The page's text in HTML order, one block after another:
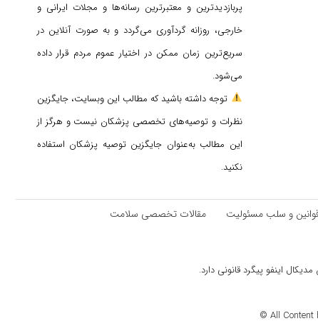
پربازدیدترین و معتبرترین رسانه‌ها و مجلات ایرانی و
خارجی، روزانه گردآوری می‌گردد و به صورت آنلاین در
سریع‌ترین زمان ممکن در اختیار عموم مردم قرار داده
می‌شود.
توجه داشته باشید که مطالب این وبسایت، جایگزین
نظرات و توصیه‌های تخصصی پزشکان نیست و هرگز از
این مطالب به‌عنوان جایگزین توصیه پزشکان استفاده
نکنید.
و سلب مسئولیت
مقالات تخصصی سلامت
اینفو پیگرد قانونی دارد.
All Content